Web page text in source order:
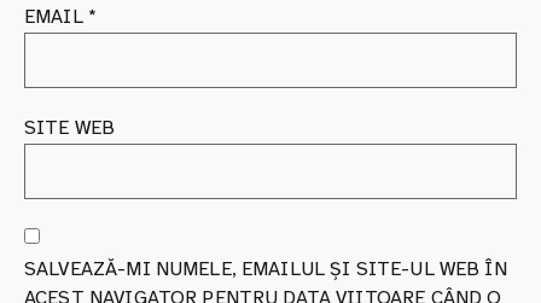
EMAIL *
SITE WEB
SALVEAZĂ-MI NUMELE, EMAILUL ȘI SITE-UL WEB ÎN